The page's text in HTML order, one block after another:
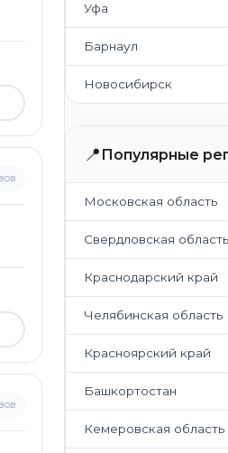
Уфа
Барнаул
Новосибирск
📍 Популярные
Московская область
Свердловская область
Краснодарский край
Челябинская область
Красноярский край
Башкортостан
Кемеровская область